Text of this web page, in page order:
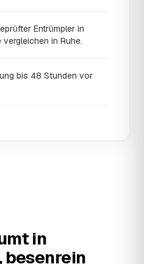
Entrümpler in
in Ruhe.
bis 48 Stunden vor
in
besenrein